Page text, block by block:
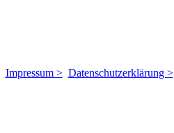
Impressum > Datenschutzerklärung >